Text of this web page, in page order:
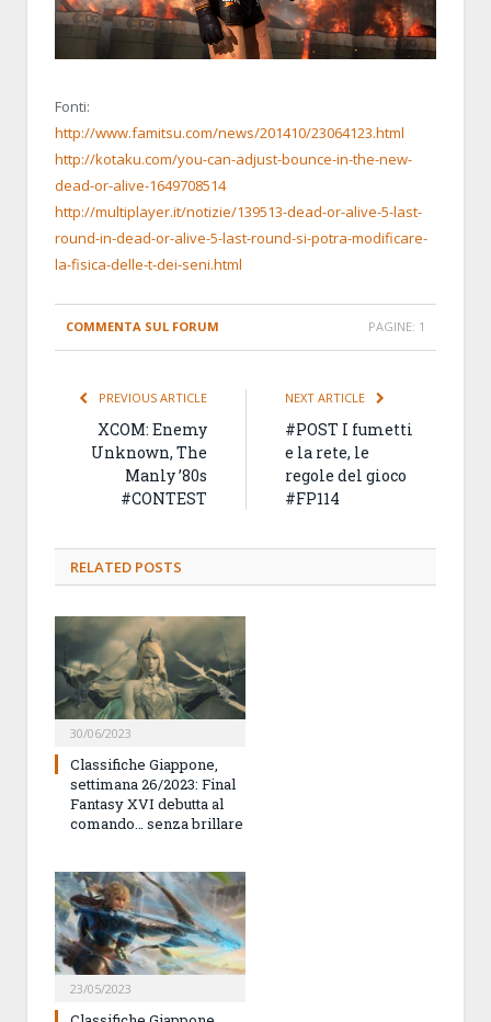
Fonti:
http://www.famitsu.com/news/201410/23064123.html
http://kotaku.com/you-can-adjust-bounce-in-the-new-
dead-or-alive-1649708514
http://multiplayer.it/notizie/139513-dead-or-alive-5-last-
round-in-dead-or-alive-5-last-round-si-potra-modificare-
la-fisica-delle-t-dei-seni.html
COMMENTA SUL FORUM PAGINE: 1
PREVIOUS ARTICLE
XCOM: Enemy
Unknown, The
Manly ’80s
#CONTEST
NEXT ARTICLE
#POST I fumetti
e la rete, le
regole del gioco
#FP114
RELATED POSTS
30/06/2023
Classifiche Giappone,
settimana 26/2023: Final
Fantasy XVI debutta al
comando… senza brillare
23/05/2023